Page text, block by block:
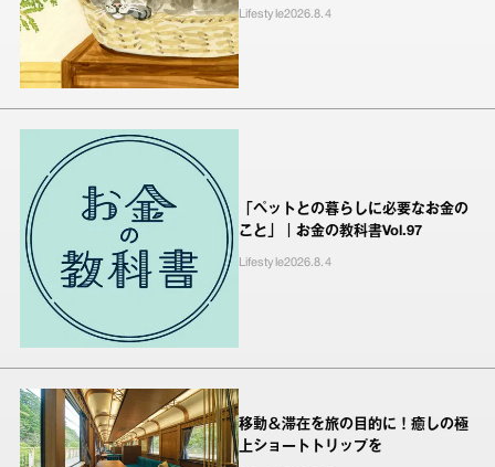
Lifestyle2026.8.4
「ペットとの暮らしに必要なお金の
こと」｜お金の教科書Vol.97
Lifestyle2026.8.4
移動＆滞在を旅の目的に！癒しの極
上ショートトリップを